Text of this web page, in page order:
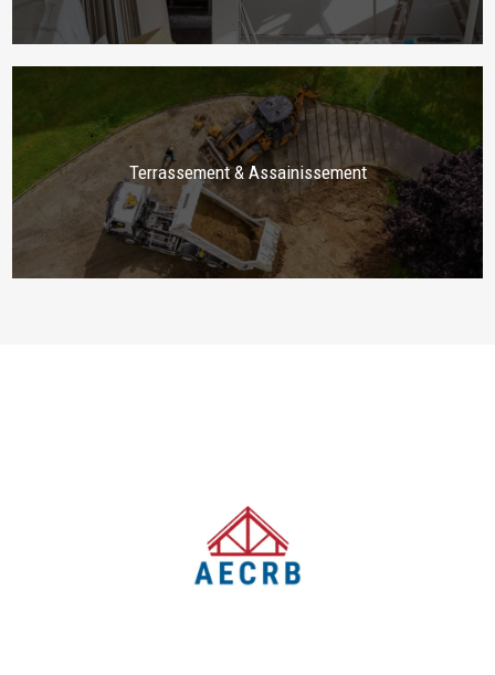
Terrassement & Assainissement